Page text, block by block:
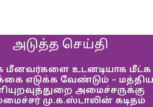
அடுத்த செய்தி
மீனவர்களை உடனடியாக மீட்க
எடுக்க வேண்டும் – மத்திய
அமைச்சருக்கு
மு.க.ஸ்டாலின் கடிதம்